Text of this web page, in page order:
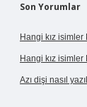
Son Yorumlar
Hangi kız isimler
Hangi kız isimler
Azı dişi nasıl